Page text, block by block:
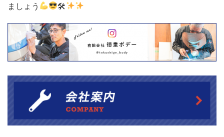
ましょう
🛠